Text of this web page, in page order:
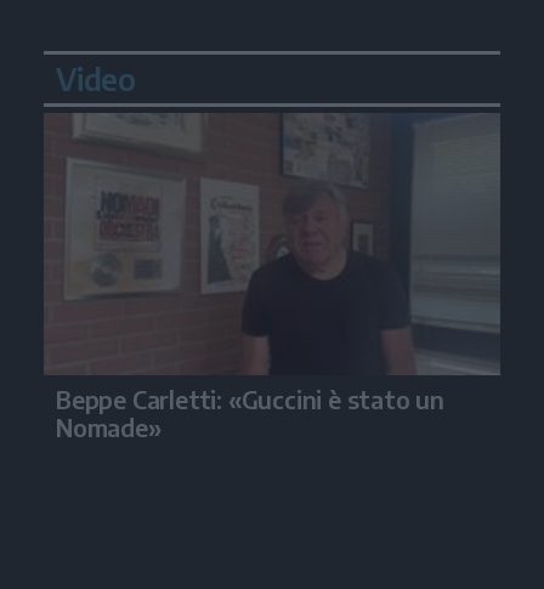
Video
Beppe Carletti: «Guccini è stato un
Nomade»